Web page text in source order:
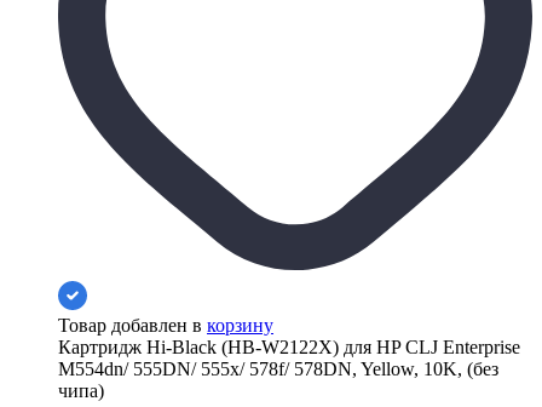
Товар добавлен в корзину
Картридж Hi-Black (HB-W2122X) для HP CLJ Enterprise
M554dn/ 555DN/ 555x/ 578f/ 578DN, Yellow, 10K, (без
чипа)